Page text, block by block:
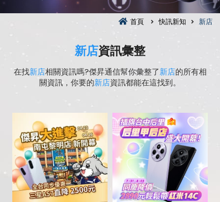
首頁 快訊新知 新店
新店資訊彙整
在找新店相關資訊嗎?傑昇通信幫你彙整了新店的所有相
關資訊，你要的新店資訊都能在這找到。